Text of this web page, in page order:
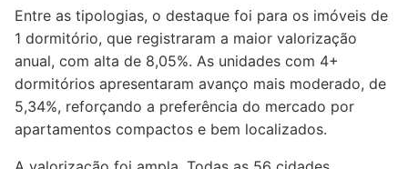
Entre as tipologias, o destaque foi para os imóveis de
1 dormitório, que registraram a maior valorização
anual, com alta de 8,05%. As unidades com 4+
dormitórios apresentaram avanço mais moderado, de
5,34%, reforçando a preferência do mercado por
apartamentos compactos e bem localizados.